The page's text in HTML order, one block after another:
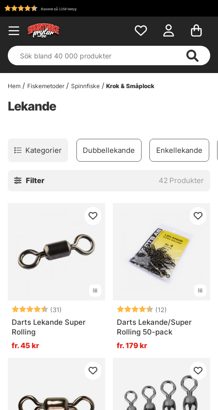
Hem Fiskemetoder Spinnfiske Krok & Småplock
Lekande
Kategorier Dubbellekande Enkellekande
Filter 42 Produkter
Betyg: (31)
4.7 utav 5 stjärnor
Darts Lekande Super
Rolling
fr. 45 kr
Betyg: (12)
Darts Lekande/Super
Rolling 50-pack
fr. 179 kr